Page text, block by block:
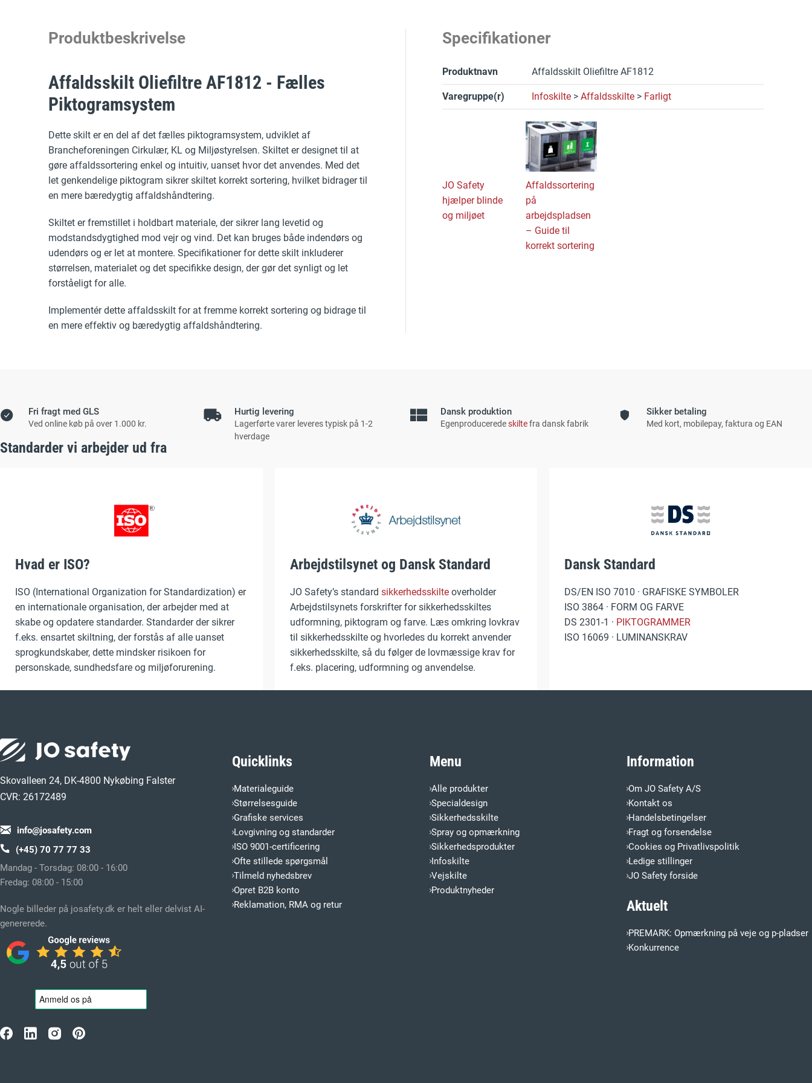
Produktbeskrivelse
Affaldsskilt Oliefiltre AF1812 - Fælles
Piktogramsystem
Dette skilt er en del af det fælles piktogramsystem, udviklet af
Brancheforeningen Cirkulær, KL og Miljøstyrelsen. Skiltet er designet til at
gøre affaldssortering enkel og intuitiv, uanset hvor det anvendes. Med det
let genkendelige piktogram sikrer skiltet korrekt sortering, hvilket bidrager til
en mere bæredygtig affaldshåndtering.
Skiltet er fremstillet i holdbart materiale, der sikrer lang levetid og
modstandsdygtighed mod vejr og vind. Det kan bruges både indendørs og
udendørs og er let at montere. Specifikationer for dette skilt inkluderer
størrelsen, materialet og det specifikke design, der gør det synligt og let
forståeligt for alle.
Implementér dette affaldsskilt for at fremme korrekt sortering og bidrage til
en mere effektiv og bæredygtig affaldshåndtering.
Specifikationer
Produktnavn Affaldsskilt Oliefiltre AF1812
Varegruppe(r) Infoskilte > Affaldsskilte > Farligt
JO Safety
hjælper blinde
og miljøet
Affaldssortering
på
arbejdspladsen
– Guide til
korrekt sortering
Fri fragt med GLS
Ved online køb på over 1.000 kr.
Hurtig levering
Lagerførte varer leveres typisk på 1-2
hverdage
Dansk produktion
Egenproduceredeskiltefra dansk fabrik
Sikker betaling
Med kort, mobilepay, faktura og EAN
Standarder vi arbejder ud fra
Hvad er ISO?
ISO (International Organization for Standardization) er
en internationale organisation, der arbejder med at
skabe og opdatere standarder. Standarder der sikrer
f.eks. ensartet skiltning, der forstås af alle uanset
sprogkundskaber, dette mindsker risikoen for
personskade, sundhedsfare og miljøforurening.
Arbejdstilsynet og Dansk Standard
JO Safety’s standard sikkerhedsskilteoverholder
Arbejdstilsynets forskrifter for sikkerhedsskiltes
udformning, piktogram og farve. Læs omkring lovkrav
til sikkerhedsskilte og hvorledes du korrekt anvender
sikkerhedsskilte, så du følger de lovmæssige krav for
f.eks. placering, udformning og anvendelse.
Dansk Standard
DS/EN ISO 7010 · GRAFISKE SYMBOLER
ISO 3864 · FORM OG FARVE
DS 2301-1 · PIKTOGRAMMER
ISO 16069 · LUMINANSKRAV
Skovalleen 24, DK-4800 Nykøbing Falster
CVR: 26172489
info@josafety.com
(+45) 70 77 77 33
Mandag - Torsdag: 08:00 - 16:00
Fredag: 08:00 - 15:00
Nogle billeder på josafety.dk er helt eller delvist AI-
genererede.
Quicklinks
Materialeguide
Størrelsesguide
Grafiske services
Lovgivning og standarder
ISO 9001-certificering
Ofte stillede spørgsmål
Tilmeld nyhedsbrev
Opret B2B konto
Reklamation, RMA og retur
Menu
Alle produkter
Specialdesign
Sikkerhedsskilte
Spray og opmærkning
Sikkerhedsprodukter
Infoskilte
Vejskilte
Produktnyheder
Information
Om JO Safety A/S
Kontakt os
Handelsbetingelser
Fragt og forsendelse
Cookies og Privatlivspolitik
Ledige stillinger
JO Safety forside
Aktuelt
PREMARK: Opmærkning på veje og p-pladser
Konkurrence